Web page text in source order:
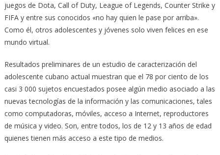
juegos de Dota, Call of Duty, League of Legends, Counter Strike y
FIFA y entre sus conocidos «no hay quien le pase por arriba».
Como él, otros adolescentes y jóvenes solo viven felices en ese
mundo virtual.
Resultados preliminares de un estudio de caracterización del
adolescente cubano actual muestran que el 78 por ciento de los
casi 3 000 sujetos encuestados posee algún medio asociado a las
nuevas tecnologías de la información y las comunicaciones, tales
como computadoras, móviles, acceso a Internet, reproductores
de música y video. Son, entre todos, los de 12 y 13 años de edad
quienes tienen más acceso a este tipo de medios.